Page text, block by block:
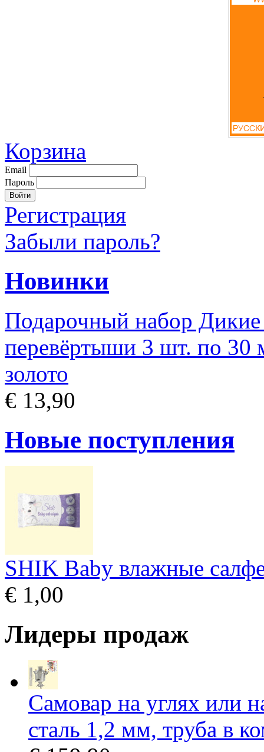
Корзина
Email
Пароль
Регистрация
Забыли пароль?
Новинки
Подарочный набор
перевёртыши 3 шт. по 30
золото
€ 13,90
Новые поступления
SHIK Baby влажные
€ 1,00
Лидеры продаж
Самовар на углях или
сталь 1,2 мм, труба в